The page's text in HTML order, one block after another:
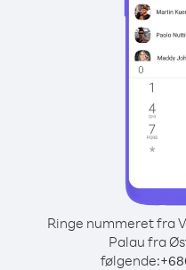
Ringe nummeret fra
Palau fra
følgende:+